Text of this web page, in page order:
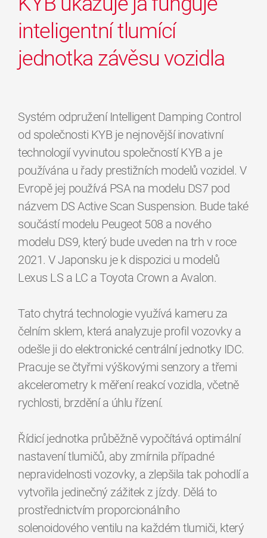
inteligentní tlumící
jednotka závěsu vozidla
Systém odpružení Intelligent Damping Control
od společnosti KYB je nejnovější inovativní
technologií vyvinutou společností KYB a je
používána u řady prestižních modelů vozidel. V
Evropě jej používá PSA na modelu DS7 pod
názvem DS Active Scan Suspension. Bude také
součástí modelu Peugeot 508 a nového
modelu DS9, který bude uveden na trh v roce
2021. V Japonsku je k dispozici u modelů
Lexus LS a LC a Toyota Crown a Avalon.
Tato chytrá technologie využívá kameru za
čelním sklem, která analyzuje profil vozovky a
odešle ji do elektronické centrální jednotky IDC.
Pracuje se čtyřmi výškovými senzory a třemi
akcelerometry k měření reakcí vozidla, včetně
rychlosti, brzdění a úhlu řízení.
Řídicí jednotka průběžně vypočítává optimální
nastavení tlumičů, aby zmírnila případné
nepravidelnosti vozovky, a zlepšila tak pohodlí a
vytvořila jedinečný zážitek z jízdy. Dělá to
prostřednictvím proporcionálního
solenoidového ventilu na každém tlumiči, který